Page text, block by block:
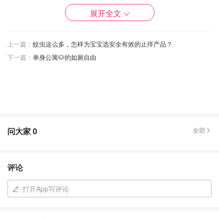
Milk 是这两年 Clean Beauty 的后起之秀
呈现出一种 buildable 的自然颜色
用刷子、化妆海绵或指尖混合均可上妆
展开全文
上一篇： 蚊虫这么多，怎样为宝宝选安全有效的止痒产品？
下一篇： 单身公寓🐶的如厕自由
问大家0 全部
评论
打开App写评论